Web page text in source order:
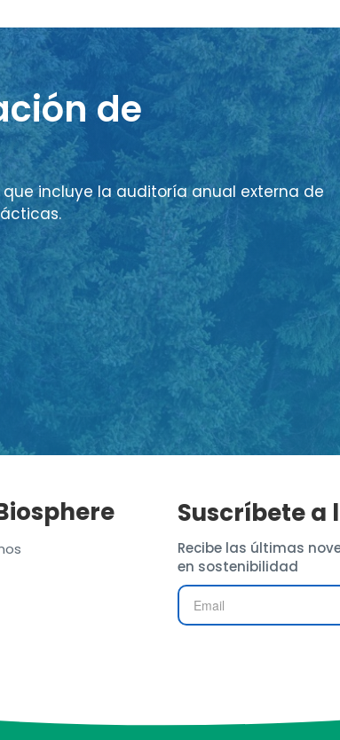
de
incluye la auditoría anual externa de
Suscríbete a
Recibe las últimas
en sostenibilidad